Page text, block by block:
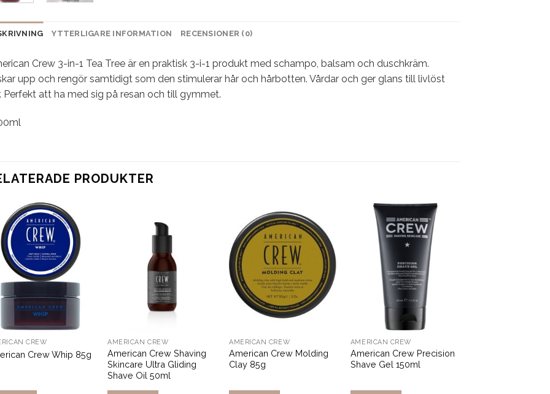
YTTERLIGARE INFORMATION RECENSIONER (0)
Crew 3-in-1 Tea Tree är en praktisk 3-i-1 produkt med schampo, balsam och duschkräm.
upp och rengör samtidigt som den stimulerar hår och hårbotten. Vårdar och ger glans till livlöst
Perfekt att ha med sig på resan och till gymmet.
PRODUKTER
CREW
Crew Whip 85g
AMERICAN CREW
American Crew Shaving
Skincare Ultra Gliding
Shave Oil 50ml
AMERICAN CREW
American Crew Molding
Clay 85g
AMERICAN CREW
American Crew Precision
Shave Gel 150ml